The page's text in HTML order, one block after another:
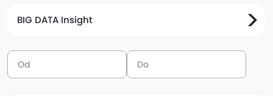
BIG DATA Insight